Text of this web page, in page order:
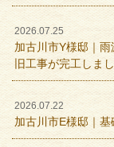
2026.07.25
加古川市Y様邸｜
旧工事が完工しま
2026.07.22
加古川市E様邸｜